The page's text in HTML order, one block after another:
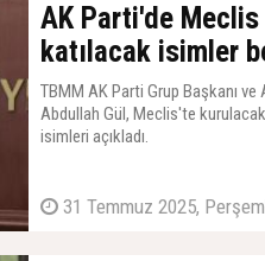
AK Parti'de
katılacak isimler
TBMM AK Parti Grup Başkanı
Abdullah Gül, Meclis'te
isimleri açıkladı.
31 Temmuz 2025,